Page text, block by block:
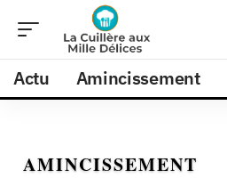
Actu Amincissement
AMINCISSEMENT